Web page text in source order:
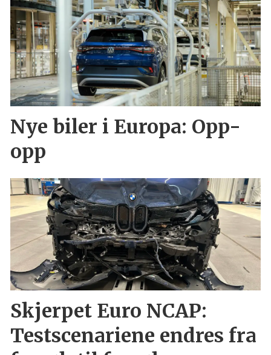
Nye biler i Europa: Opp-
opp
Skjerpet Euro NCAP:
Testscenariene endres fra